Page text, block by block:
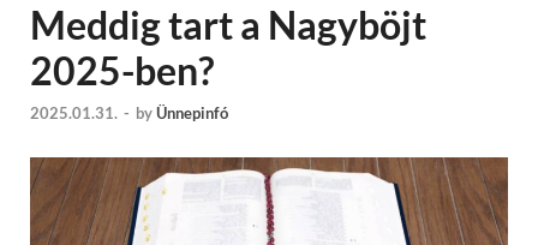
Meddig tart a Nagyböjt
2025-ben?
2025.01.31. - byÜnnepinfó